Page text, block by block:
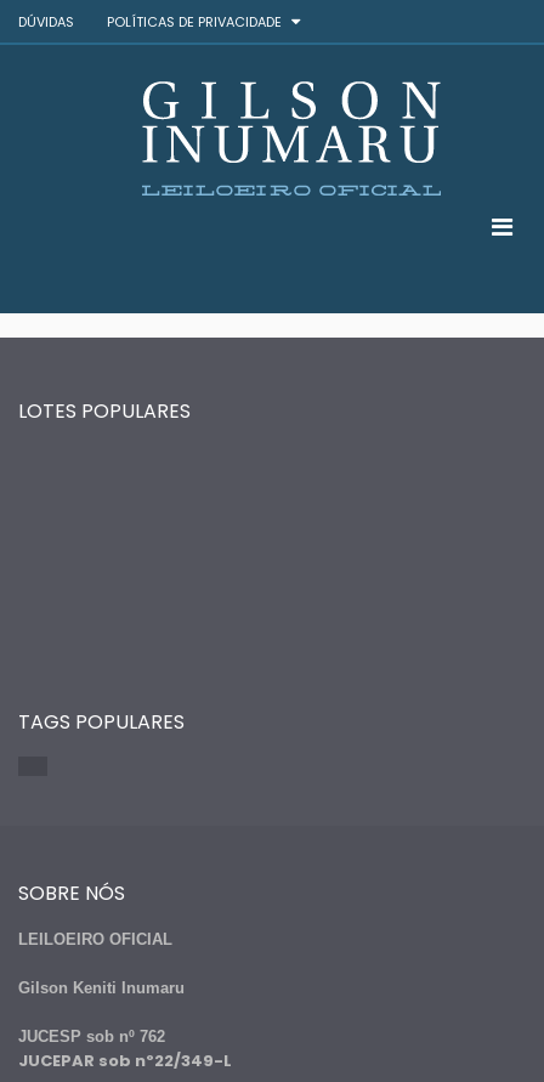
DÚVIDAS POLÍTICAS DE PRIVACIDADE
LOTES POPULARES
TAGS POPULARES
SOBRE NÓS
LEILOEIRO OFICIAL
Gilson Keniti Inumaru
JUCESP sob nº 762
JUCEPAR sob nº22/349-L